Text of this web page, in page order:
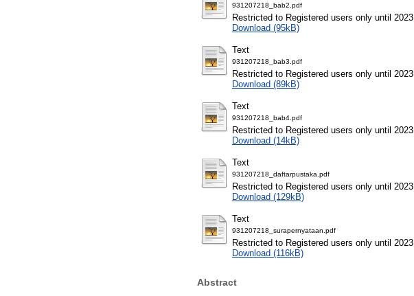
931207218_bab2.pdf
Restricted to Registered users only until 2023.
Download (95kB)
Text
931207218_bab3.pdf
Restricted to Registered users only until 2023.
Download (89kB)
Text
931207218_bab4.pdf
Restricted to Registered users only until 2023.
Download (14kB)
Text
931207218_daftarpustaka.pdf
Restricted to Registered users only until 2023.
Download (129kB)
Text
931207218_surapernyataan.pdf
Restricted to Registered users only until 2023.
Download (116kB)
Abstract